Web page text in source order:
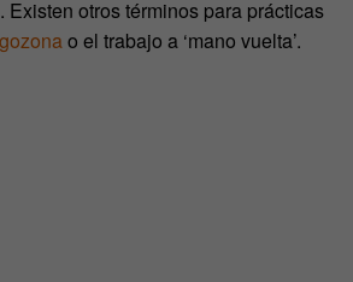
Existen otros términos para prácticas
gozonao el trabajo a ‘mano vuelta’.